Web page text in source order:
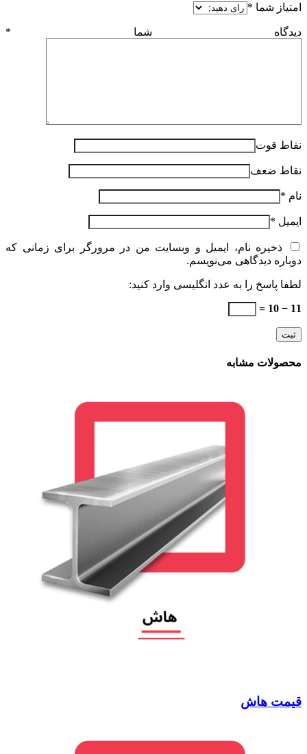
امتیاز شما *
دیدگاه شما *
نقاط قوت
نقاط ضعف
نام *
ایمیل *
ذخیره نام، ایمیل و وبسایت من در مرورگر برای زمانی که
دوباره دیدگاهی می‌نویسم.
لطفا پاسخ را به عدد انگلیسی وارد کنید:
11 − 10 =
محصولات مشابه
قیمت هاش